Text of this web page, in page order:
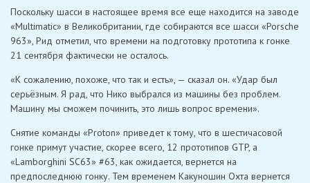
Поскольку шасси в настоящее время все еще находится на заводе
«Multimatic» в Великобритании, где собираются все шасси «Porsche
963», Рид отметил, что времени на подготовку прототипа к гонке
21 сентября фактически не осталось.
«К сожалению, похоже, что так и есть», — сказал он. «Удар был
серьёзным. Я рад, что Нико выбрался из машины без проблем.
Машину мы сможем починить, это лишь вопрос времени».
Снятие команды «Proton» приведет к тому, что в шестичасовой
гонке примут участие, скорее всего, 12 прототипов GTP, а
«Lamborghini SC63» #63, как ожидается, вернется на
предпоследнюю гонку. Тем временем Какуношин Охта вернется